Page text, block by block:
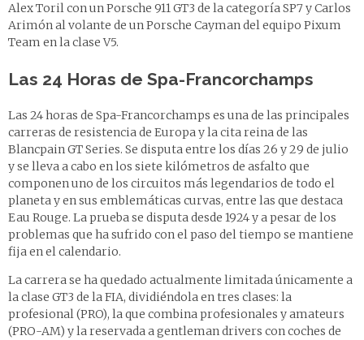
Alex Toril con un Porsche 911 GT3 de la categoría SP7 y Carlos
Arimón al volante de un Porsche Cayman del equipo Pixum
Team en la clase V5.
Las 24 Horas de Spa-Francorchamps
Las 24 horas de Spa-Francorchamps es una de las principales
carreras de resistencia de Europa y la cita reina de las
Blancpain GT Series. Se disputa entre los días 26 y 29 de julio
y se lleva a cabo en los siete kilómetros de asfalto que
componen uno de los circuitos más legendarios de todo el
planeta y en sus emblemáticas curvas, entre las que destaca
Eau Rouge. La prueba se disputa desde 1924 y a pesar de los
problemas que ha sufrido con el paso del tiempo se mantiene
fija en el calendario.
La carrera se ha quedado actualmente limitada únicamente a
la clase GT3 de la FIA, dividiéndola en tres clases: la
profesional (PRO), la que combina profesionales y amateurs
(PRO-AM) y la reservada a gentleman drivers con coches de